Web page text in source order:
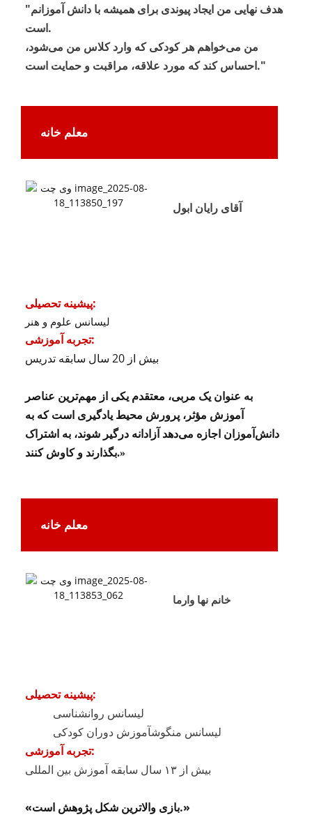
"هدف نهایی من ایجاد پیوندی برای همیشه با دانش آموزانم
است.
من می‌خواهم هر کودکی که وارد کلاس من می‌شود،
احساس کند که مورد علاقه، مراقبت و حمایت است."
معلم خانه
آقای رایان ابول
پیشینه تحصیلی:
لیسانس علوم و هنر
تجربه آموزشی:
بیش از 20 سال سابقه تدریس
به عنوان یک مربی، معتقدم یکی از مهم‌ترین عناصر
آموزش مؤثر، پرورش محیط یادگیری است که به
دانش‌آموزان اجازه می‌دهد آزادانه درگیر شوند، به اشتراک
بگذارند و کاوش کنند.»
معلم خانه
خانم نها وارما
پیشینه تحصیلی:
لیسانس روانشناسی
لیسانس منگوشآموزش دوران کودکی
تجربه آموزشی:
بیش از ۱۳ سال سابقه آموزش بین المللی
«بازی والاترین شکل پژوهش است.»